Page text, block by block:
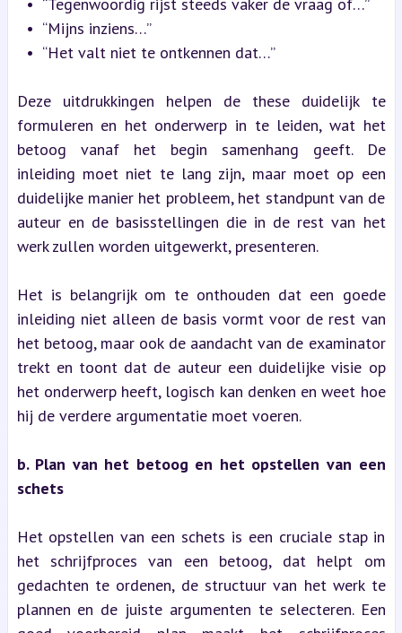
•  “Mijns inziens…”
•  “Het valt niet te ontkennen dat…”
Deze uitdrukkingen helpen de these duidelijk te
formuleren en het onderwerp in te leiden, wat het
betoog vanaf het begin samenhang geeft. De
inleiding moet niet te lang zijn, maar moet op een
duidelijke manier het probleem, het standpunt van de
auteur en de basisstellingen die in de rest van het
werk zullen worden uitgewerkt, presenteren.
Het is belangrijk om te onthouden dat een goede
inleiding niet alleen de basis vormt voor de rest van
het betoog, maar ook de aandacht van de examinator
trekt en toont dat de auteur een duidelijke visie op
het onderwerp heeft, logisch kan denken en weet hoe
hij de verdere argumentatie moet voeren.
b. Plan van het betoog en het opstellen van een
schets
Het opstellen van een schets is een cruciale stap in
het schrijfproces van een betoog, dat helpt om
gedachten te ordenen, de structuur van het werk te
plannen en de juiste argumenten te selecteren. Een